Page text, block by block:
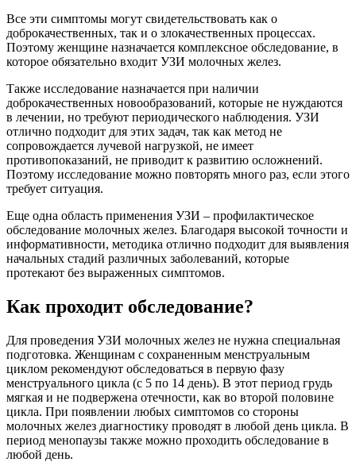
Все эти симптомы могут свидетельствовать как о
доброкачественных, так и о злокачественных процессах.
Поэтому женщине назначается комплексное обследование, в
которое обязательно входит УЗИ молочных желез.
Также исследование назначается при наличии
доброкачественных новообразований, которые не нуждаются
в лечении, но требуют периодического наблюдения. УЗИ
отлично подходит для этих задач, так как метод не
сопровождается лучевой нагрузкой, не имеет
противопоказаний, не приводит к развитию осложнений.
Поэтому исследование можно повторять много раз, если этого
требует ситуация.
Еще одна область применения УЗИ – профилактическое
обследование молочных желез. Благодаря высокой точности и
информативности, методика отлично подходит для выявления
начальных стадий различных заболеваний, которые
протекают без выраженных симптомов.
Как проходит обследование?
Для проведения УЗИ молочных желез не нужна специальная
подготовка. Женщинам с сохраненным менструальным
циклом рекомендуют обследоваться в первую фазу
менструального цикла (с 5 по 14 день). В этот период грудь
мягкая и не подвержена отечности, как во второй половине
цикла. При появлении любых симптомов со стороны
молочных желез диагностику проводят в любой день цикла. В
период менопаузы также можно проходить обследование в
любой день.